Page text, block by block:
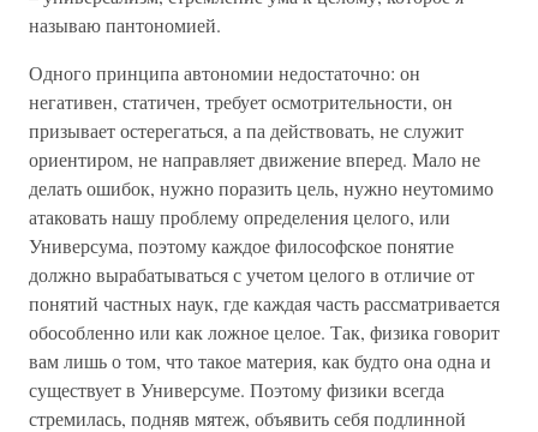
называю пантономией.
Одного принципа автономии недостаточно: он
негативен, статичен, требует осмотрительности, он
призывает остерегаться, а па действовать, не служит
ориентиром, не направляет движение вперед. Мало не
делать ошибок, нужно поразить цель, нужно неутомимо
атаковать нашу проблему определения целого, или
Универсума, поэтому каждое философское понятие
должно вырабатываться с учетом целого в отличие от
понятий частных наук, где каждая часть рассматривается
обособленно или как ложное целое. Так, физика говорит
вам лишь о том, что такое материя, как будто она одна и
существует в Универсуме. Поэтому физики всегда
стремилась, подняв мятеж, объявить себя подлинной